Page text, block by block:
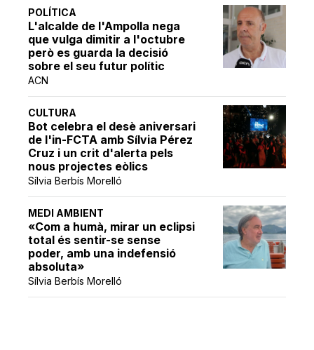
POLÍTICA
L'alcalde de l'Ampolla nega
que vulga dimitir a l'octubre
però es guarda la decisió
sobre el seu futur polític
ACN
CULTURA
Bot celebra el desè aniversari
de l'in-FCTA amb Sílvia Pérez
Cruz i un crit d'alerta pels
nous projectes eòlics
Sílvia Berbís Morelló
MEDI AMBIENT
«Com a humà, mirar un eclipsi
total és sentir-se sense
poder, amb una indefensió
absoluta»
Sílvia Berbís Morelló